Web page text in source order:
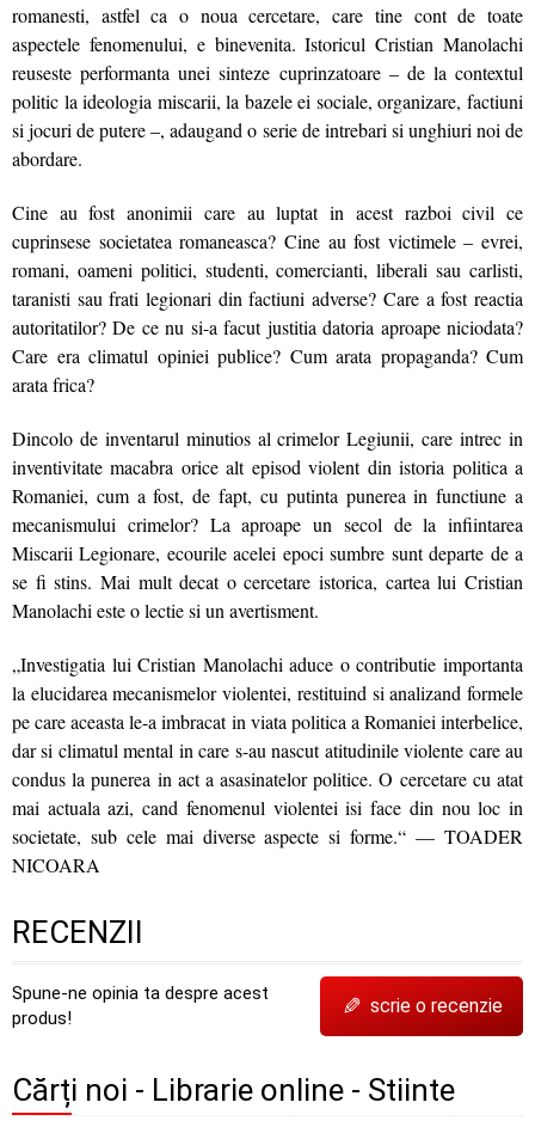
romanesti, astfel ca o noua cercetare, care tine cont de toate
aspectele fenomenului, e binevenita. Istoricul Cristian Manolachi
reuseste performanta unei sinteze cuprinzatoare – de la contextul
politic la ideologia miscarii, la bazele ei sociale, organizare, factiuni
si jocuri de putere –, adaugand o serie de intrebari si unghiuri noi de
abordare.
Cine au fost anonimii care au luptat in acest razboi civil ce
cuprinsese societatea romaneasca? Cine au fost victimele – evrei,
romani, oameni politici, studenti, comercianti, liberali sau carlisti,
taranisti sau frati legionari din factiuni adverse? Care a fost reactia
autoritatilor? De ce nu si-a facut justitia datoria aproape niciodata?
Care era climatul opiniei publice? Cum arata propaganda? Cum
arata frica?
Dincolo de inventarul minutios al crimelor Legiunii, care intrec in
inventivitate macabra orice alt episod violent din istoria politica a
Romaniei, cum a fost, de fapt, cu putinta punerea in functiune a
mecanismului crimelor? La aproape un secol de la infiintarea
Miscarii Legionare, ecourile acelei epoci sumbre sunt departe de a
se fi stins. Mai mult decat o cercetare istorica, cartea lui Cristian
Manolachi este o lectie si un avertisment.
„Investigatia lui Cristian Manolachi aduce o contributie importanta
la elucidarea mecanismelor violentei, restituind si analizand formele
pe care aceasta le-a imbracat in viata politica a Romaniei interbelice,
dar si climatul mental in care s-au nascut atitudinile violente care au
condus la punerea in act a asasinatelor politice. O cercetare cu atat
mai actuala azi, cand fenomenul violentei isi face din nou loc in
societate, sub cele mai diverse aspecte si forme.“ — TOADER
NICOARA
RECENZII
Spune-ne opinia ta despre acest
produs!
✎ scrie o recenzie
Cărți noi - Librarie online - Stiinte